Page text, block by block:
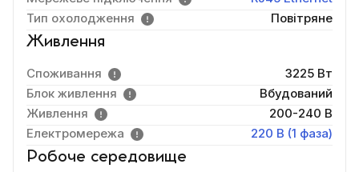
Тип охолодження
Повітряне
Живлення
Споживання
3225 Вт
Блок живлення
Вбудований
Живлення
200-240 В
Електромережа
220 В (1 фаза)
Робоче середовище